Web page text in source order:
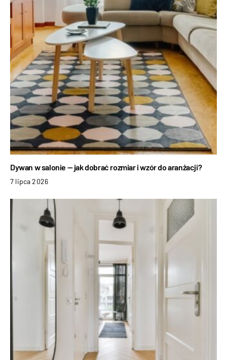
Dywan w salonie — jak dobrać rozmiar i wzór do aranżacji?
7 lipca 2026